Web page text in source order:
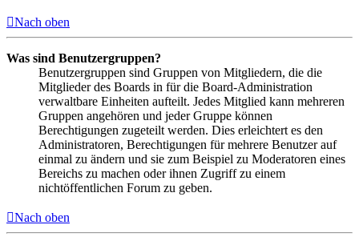
Nach oben
Was sind Benutzergruppen?
Benutzergruppen sind Gruppen von Mitgliedern, die die
Mitglieder des Boards in für die Board-Administration
verwaltbare Einheiten aufteilt. Jedes Mitglied kann mehreren
Gruppen angehören und jeder Gruppe können
Berechtigungen zugeteilt werden. Dies erleichtert es den
Administratoren, Berechtigungen für mehrere Benutzer auf
einmal zu ändern und sie zum Beispiel zu Moderatoren eines
Bereichs zu machen oder ihnen Zugriff zu einem
nichtöffentlichen Forum zu geben.
Nach oben